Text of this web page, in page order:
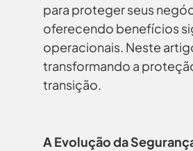
para proteger seus
oferecendo benefícios
operacionais. Neste
transformando a
transição.
A Evolução da